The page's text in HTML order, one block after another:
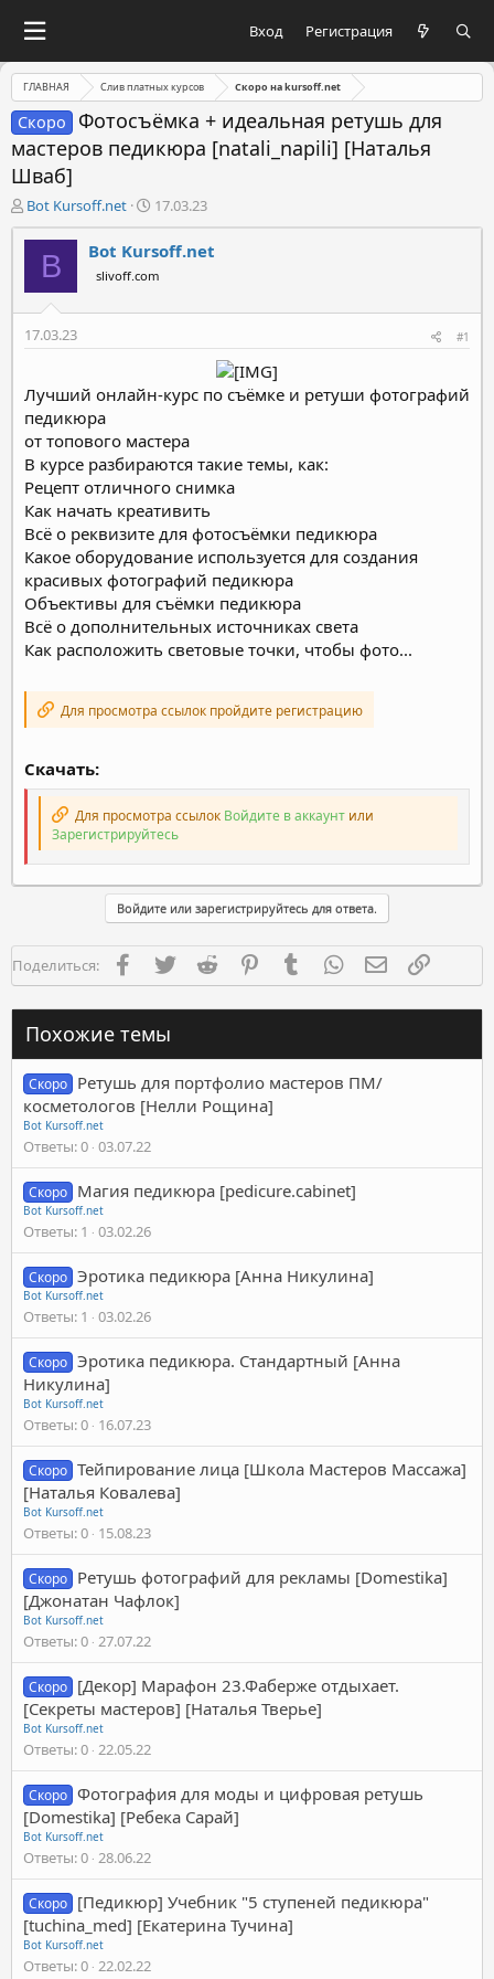
Вход Регистрация
ГЛАВНАЯ Слив платных курсов Скоро на kursoff.net
Скоро
Фотосъёмка + идеальная ретушь для
мастеров педикюра [natali_napili] [Наталья
Шваб]
А
в
т
м
Bot Kursoff.net
Д
а
т
а
н
а
17.03.23
B Bot Kursoff.net
slivoff.com
17.03.23 #1
Лучший онлайн-курс по съёмке и ретуши фотографий
педикюра
от топового мастера
В курсе разбираются такие темы, как:
Рецепт отличного снимка
Как начать креативить
Всё о реквизите для фотосъёмки педикюра
Какое оборудование используется для создания
красивых фотографий педикюра
Объективы для съёмки педикюра
Всё о дополнительных источниках света
Как расположить световые точки, чтобы фото...
Для просмотра ссылок пройдите регистрацию
Скачать:
Для просмотра ссылок Войдите в аккаунт или
Зарегистрируйтесь
Войдите или зарегистрируйтесь для ответа.
Поделиться: FacebookTwitter Reddit PinterestTumblr WhatsAppЭлектронная
Похожие темы
Скоро Ретушь для портфолио мастеров ПМ/
косметологов [Нелли Рощина]
Bot Kursoff.net
Ответы 0 03.07.22
Скоро Магия педикюра [pedicure.cabinet]
Bot Kursoff.net
Ответы 1 03.02.26
Скоро Эротика педикюра [Анна Никулина]
Bot Kursoff.net
Ответы 1 03.02.26
Скоро Эротика педикюра. Стандартный [Анна
Никулина]
Bot Kursoff.net
Ответы 0 16.07.23
Скоро Тейпирование лица [Школа Мастеров Массажа]
[Наталья Ковалева]
Bot Kursoff.net
Ответы 0 15.08.23
Скоро Ретушь фотографий для рекламы [Domestika]
[Джонатан Чафлок]
Bot Kursoff.net
Ответы 0 27.07.22
Скоро [Декор] Марафон 23.Фаберже отдыхает.
[Секреты мастеров] [Наталья Тверье]
Bot Kursoff.net
Ответы 0 22.05.22
Скоро Фотография для моды и цифровая ретушь
[Domestika] [Ребека Сарай]
Bot Kursoff.net
Ответы 0 28.06.22
Скоро [Педикюр] Учебник "5 ступеней педикюра"
[tuchina_med] [Екатерина Тучина]
Bot Kursoff.net
Ответы 0 22.02.22